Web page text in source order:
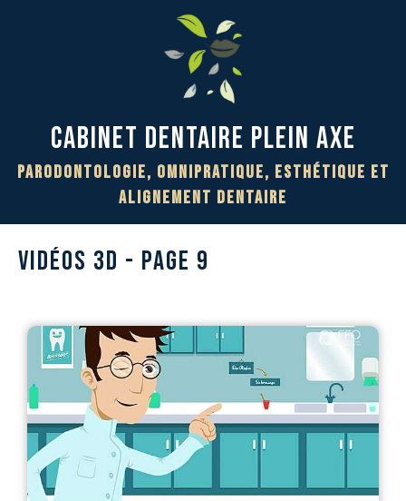
Cabinet Dentaire PLEIN AXE
Parodontologie, Omnipratique, Esthétique et
Alignement Dentaire
VIDÉOS 3D - PAGE 9